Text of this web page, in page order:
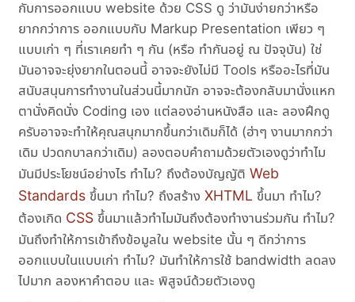
กับการออกแบบ website ด้วย CSS ดู ว่ามันง่ายกว่าหรือ
ยากกว่าการ ออกแบบกับ Markup Presentation เพียว ๆ
แบบเก่า ๆ ที่เราเคยทำ ๆ กัน (หรือ ทำกันอยู่ ณ ปัจจุบัน) ใช่
มันอาจจะยุ่งยากในตอนนี้ อาจจะยังไม่มี Tools หรืออะไรที่มัน
สนับสนุนการทำงานในส่วนนี้มากนัก อาจจะต้องกลับมานั่งแหก
ตานั่งคิดนั่ง Coding เอง แต่ลองอ่านหนังสือ และ ลองฝึกดู
ครับอาจจะทำให้คุณสนุกมากขึ้นกว่าเดิมก็ได้ (ฮ่าๆ งานมากกว่า
เดิม ปวดกบาลกว่าเดิม) ลองตอบคำถามด้วยตัวเองดูว่าทำไม
มันมีประโยชน์อย่างไร ทำไม? ถึงต้องบัญญัติ Web
Standards ขึ้นมา ทำไม? ถึงสร้างXHTML ขึ้นมา ทำไม?
ต้องเกิด CSSขึ้นมาแล้วทำไมมันถึงต้องทำงานร่วมกัน ทำไม?
มันถึงทำให้การเข้าถึงข้อมูลใน website นั้น ๆ ดีกว่าการ
ออกแบบในแบบเก่า ทำไม? มันทำให้การใช้ bandwidth ลดลง
ไปมาก ลองหาคำตอบ และ พิสูจน์ด้วยตัวเองดู